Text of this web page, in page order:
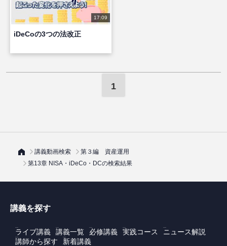
17:09
iDeCoの3つの法改正
1
講義動画検索
第３編 資産運用
第13章 NISA・iDeCo・DCの検索結果
講義を探す
ライブ講義 講義一覧 必修講義 実践コース
ニュース解説
講師から探す
新着講義